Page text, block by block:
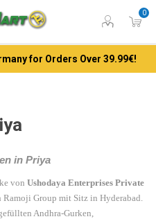
0
for Orders Over 39.99€!
in Priya
von Ushodaya Enterprises Private
Ramoji Group mit Sitz in Hyderabad.
Andhra-Gurken,